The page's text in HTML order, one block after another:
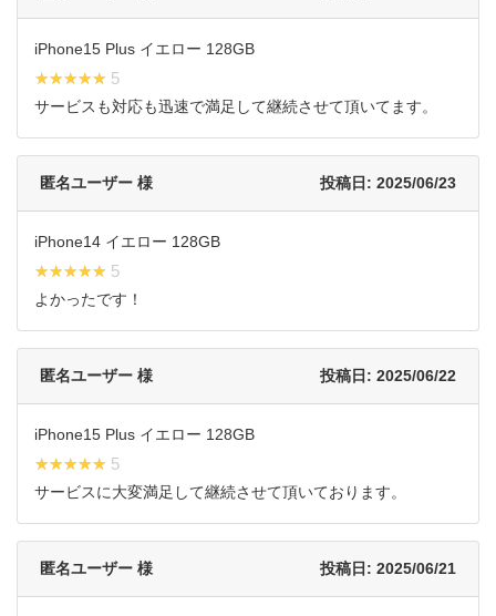
iPhone15 Plus イエロー 128GB
★★★★★
★★★★★ 5
サービスも対応も迅速で満足して継続させて頂いてます。
匿名ユーザー 様 投稿日: 2025/06/23
iPhone14 イエロー 128GB
★★★★★
★★★★★ 5
よかったです！
匿名ユーザー 様 投稿日: 2025/06/22
iPhone15 Plus イエロー 128GB
★★★★★
★★★★★ 5
サービスに大変満足して継続させて頂いております。
匿名ユーザー 様 投稿日: 2025/06/21